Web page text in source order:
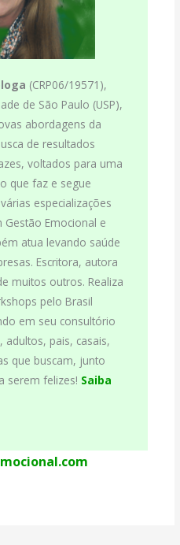
(CRP06/19571),
de São Paulo (USP),
abordagens da
de resultados
voltados para uma
que faz e segue
especializações
Emocional e
atua levando saúde
Escritora, autora
muitos outros. Realiza
pelo Brasil
em seu consultório
adultos, pais, casais,
que buscam, junto
serem felizes! Saiba